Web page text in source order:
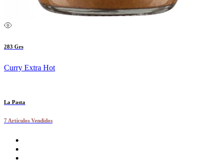
283 Grs
Curry Extra Hot
La Pasta
7 Artículos Vendidos